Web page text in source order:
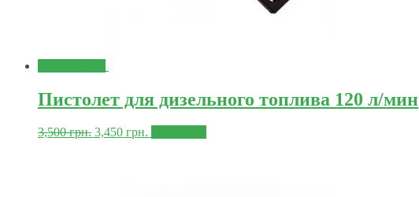
Пистолет для дизельного топлива 120 л/мин
3,500грн. 3,450 грн.